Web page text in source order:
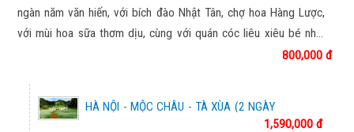
Chương trình tham khảo
KHÁM PHÁ BUSAN - SEOUL – MÙA HOA ANH
CUNG ĐƯỜNG VÀNG NHẬT BẢN 2026
ngàn năm văn hiến, với bích đào Nhật Tân, chợ hoa Hàng Lược,
với mùi hoa sữa thơm dịu, cùng với quán cóc liêu xiêu bé nhỏ,
các đường Cổ Ngư xưa chầm chậm bước ta về. Hà Nội đẹp từ
sử ngàn năm. Nếu sống lâu ở Hà Nội thì sẽ đến lúc ta chợt mình
ra đã yêu Hà Nội từ bao giờ mà không hay
800,000 đ
HÀ NỘI - MỘC CHÂU - TÀ XÙA (2 NGÀY
1,590,000 đ